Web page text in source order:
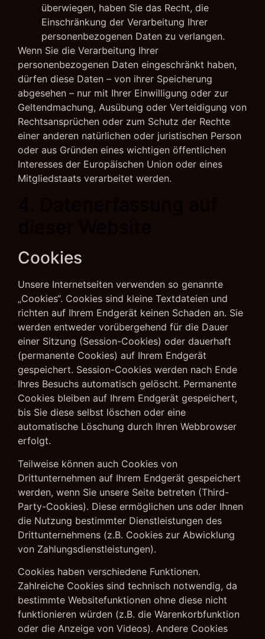
überwiegen, haben Sie das Recht, die
Einschränkung der Verarbeitung Ihrer
personenbezogenen Daten zu verlangen.
Wenn Sie die Verarbeitung Ihrer
personenbezogenen Daten eingeschränkt haben,
dürfen diese Daten – von ihrer Speicherung
abgesehen – nur mit Ihrer Einwilligung oder zur
Geltendmachung, Ausübung oder Verteidigung von
Rechtsansprüchen oder zum Schutz der Rechte
einer anderen natürlichen oder juristischen Person
oder aus Gründen eines wichtigen öffentlichen
Interesses der Europäischen Union oder eines
Mitgliedstaats verarbeitet werden.
Cookies
Unsere Internetseiten verwenden so genannte
„Cookies“. Cookies sind kleine Textdateien und
richten auf Ihrem Endgerät keinen Schaden an. Sie
werden entweder vorübergehend für die Dauer
einer Sitzung (Session-Cookies) oder dauerhaft
(permanente Cookies) auf Ihrem Endgerät
gespeichert. Session-Cookies werden nach Ende
Ihres Besuchs automatisch gelöscht. Permanente
Cookies bleiben auf Ihrem Endgerät gespeichert,
bis Sie diese selbst löschen oder eine
automatische Löschung durch Ihren Webbrowser
erfolgt.
Teilweise können auch Cookies von
Drittunternehmen auf Ihrem Endgerät gespeichert
werden, wenn Sie unsere Seite betreten (Third-
Party-Cookies). Diese ermöglichen uns oder Ihnen
die Nutzung bestimmter Dienstleistungen des
Drittunternehmens (z.B. Cookies zur Abwicklung
von Zahlungsdienstleistungen).
Cookies haben verschiedene Funktionen.
Zahlreiche Cookies sind technisch notwendig, da
bestimmte Websitefunktionen ohne diese nicht
funktionieren würden (z.B. die Warenkorbfunktion
oder die Anzeige von Videos). Andere Cookies